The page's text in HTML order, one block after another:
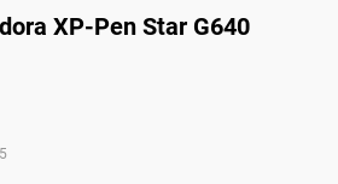
XP-Pen Star G640